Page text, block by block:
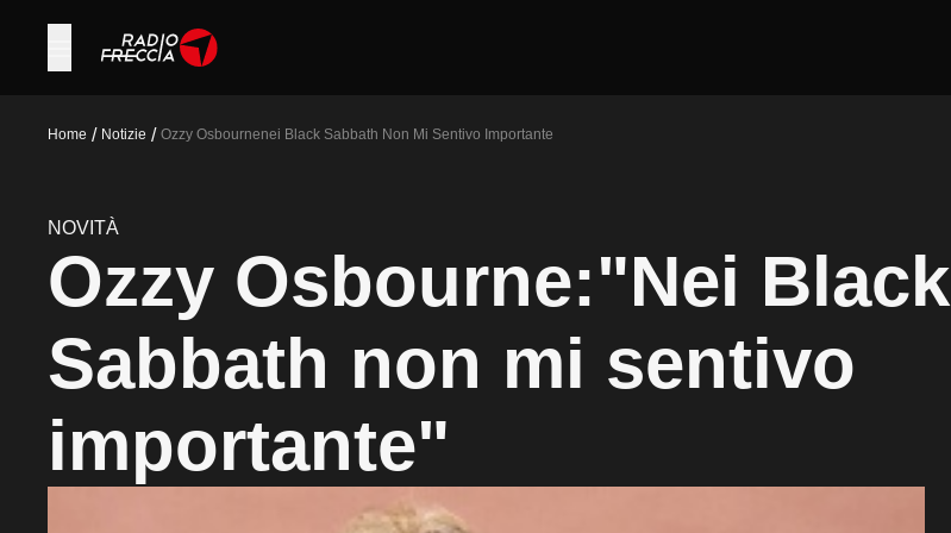
Home / Notizie / Ozzy Osbournenei Black Sabbath Non Mi Sentivo Importante
NOVITÀ
Ozzy Osbourne:"Nei Black
Sabbath non mi sentivo
importante"